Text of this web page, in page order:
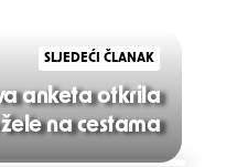
SLJEDEĆI ČLANAK
anketa otkrila
na cestama